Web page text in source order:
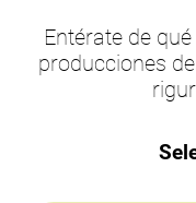
Entérate de
producciones